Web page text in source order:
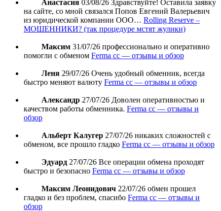
Анастасия 03/08/26 Здравствуйте! Оставила заявку
на сайте, со мной связался Попов Евгений Валерьевич
из юридической компании ООО… Rolling Reserve –
МОШЕННИКИ? (так процедуре мстят жулики)
Максим 31/07/26 профессионально и оперативно
помогли с обменом Ferma cc — отзывы и обзор
Леня 29/07/26 Очень удобный обменник, всегда
быстро меняют валюту Ferma cc — отзывы и обзор
Александр 27/07/26 Доволен оперативностью и
качеством работы обменника. Ferma cc — отзывы и
обзор
Альберт Калугер 27/07/26 никаких сложностей с
обменом, все прошло гладко Ferma cc — отзывы и обзор
Эдуард 27/07/26 Все операции обмена проходят
быстро и безопасно Ferma cc — отзывы и обзор
Максим Леонидович 22/07/26 обмен прошел
гладко и без проблем, спасибо Ferma cc — отзывы и
обзор